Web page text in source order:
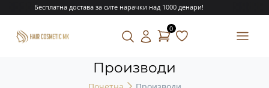
Бесплатна достава за сите нарачки над 1000 денари!
0
Производи